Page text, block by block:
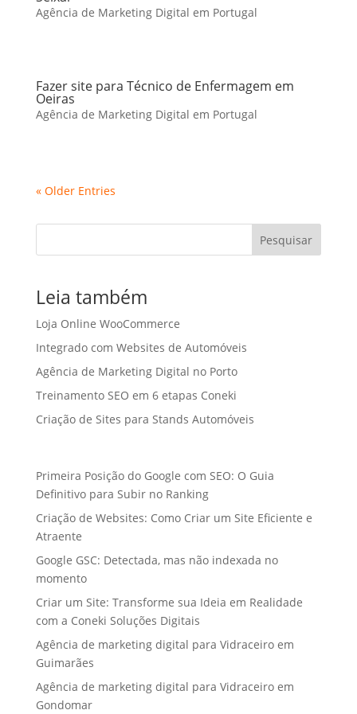
Agência de Marketing Digital em Portugal
Fazer site para Técnico de Enfermagem em
Oeiras
Agência de Marketing Digital em Portugal
« Older Entries
Pesquisar
Leia também
Loja Online WooCommerce
Integrado com Websites de Automóveis
Agência de Marketing Digital no Porto
Treinamento SEO em 6 etapas Coneki
Criação de Sites para Stands Automóveis
Primeira Posição do Google com SEO: O Guia
Definitivo para Subir no Ranking
Criação de Websites: Como Criar um Site Eficiente e
Atraente
Google GSC: Detectada, mas não indexada no
momento
Criar um Site: Transforme sua Ideia em Realidade
com a Coneki Soluções Digitais
Agência de marketing digital para Vidraceiro em
Guimarães
Agência de marketing digital para Vidraceiro em
Gondomar